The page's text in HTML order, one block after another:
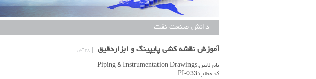
دانش صنعت نفت
آموزش نقشه کشی پایپینگ و ابزاردقیق ۲۸ آبان
نام لاتین:Piping & Instrumentation Drawings
کد مطلب:PI-033